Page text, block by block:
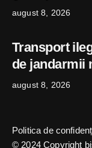
august 8, 2026
Transport
de jandarmii
august 8, 2026
© 2024 Copyright
Politica de